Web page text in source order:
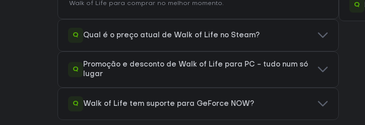
Walk of Life para comprar no melhor momento.
Q Qual é o preço atual de Walk of Life no Steam?
Q
Promoção e desconto de Walk of Life para PC - tudo num só
lugar
Q Walk of Life tem suporte para GeForce NOW?
Q